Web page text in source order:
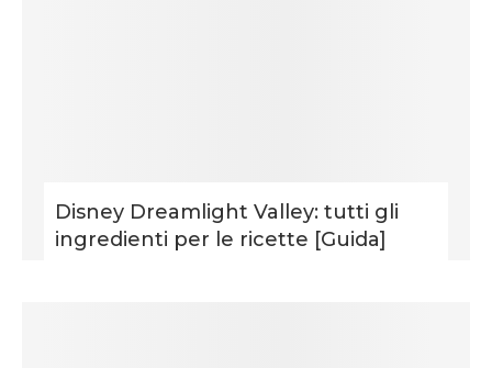
Disney Dreamlight Valley: tutti gli
ingredienti per le ricette [Guida]